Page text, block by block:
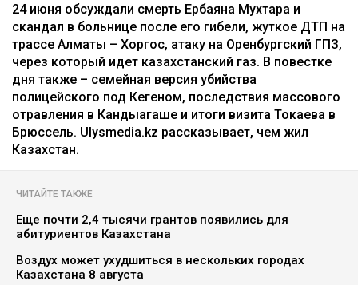
24 июня обсуждали смерть Ербаяна Мухтара и
скандал в больнице после его гибели, жуткое ДТП на
трассе Алматы – Хоргос, атаку на Оренбургский ГПЗ,
через который идет казахстанский газ. В повестке
дня также – семейная версия убийства
полицейского под Кегеном, последствия массового
отравления в Кандыагаше и итоги визита Токаева в
Брюссель. Ulysmedia.kz рассказывает, чем жил
Казахстан.
ЧИТАЙТЕ ТАКЖЕ
Еще почти 2,4 тысячи грантов появились для
абитуриентов Казахстана
Воздух может ухудшиться в нескольких городах
Казахстана 8 августа